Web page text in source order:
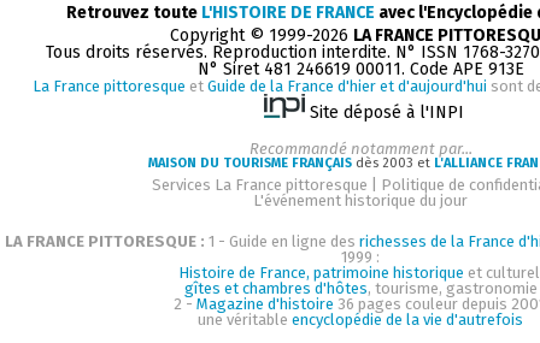
Retrouvez toute L'HISTOIRE DE FRANCE avec
Copyright © 1999-2026 LA FRANCE
Tous droits réservés. Reproduction interdite. N° ISSN 1768-
N° Siret 481 246619 00011. Code APE 913E
La France pittoresque et Guide de la France d'hier et d'aujourd'hui sont
Site déposé à l'INPI
Recommandé notamment par...
MAISON DU TOURISME FRANÇAIS dès 2003 et L'ALLIANCE
Services La France pittoresque
Politique de
L'événement historique du jour
LA FRANCE PITTORESQUE : 1 - Guide en ligne des richesses de la France
1999 :
Histoire de France, patrimoine historique et
gîtes et chambres d'hôtes, tourisme, gastronomie
2 - Magazine d'histoire 36 pages couleur depuis
une véritableencyclopédie de la vie d'autrefois